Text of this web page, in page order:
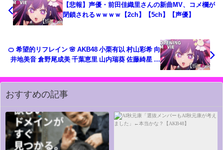
【悲報】声優・前田佳織里さんの新曲MV、コメ欄が
閉鎖されるｗｗｗｗ【2ch】【5ch】【声優】
🍊 希望的リフレイン 🌸 AKB48 小栗有以 村山彩希 向
井地美音 倉野尾成美 千葉恵里 山内瑞葵 佐藤綺星 水
おすすめの記事